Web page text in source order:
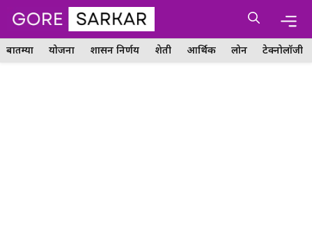
Skip
content
बातम्या योजना शासन निर्णय शेती आर्थिक लोन टेक्नोलॉजी